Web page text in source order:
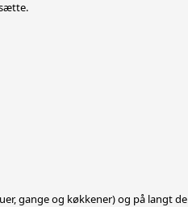
gange og køkkener) og på langt de